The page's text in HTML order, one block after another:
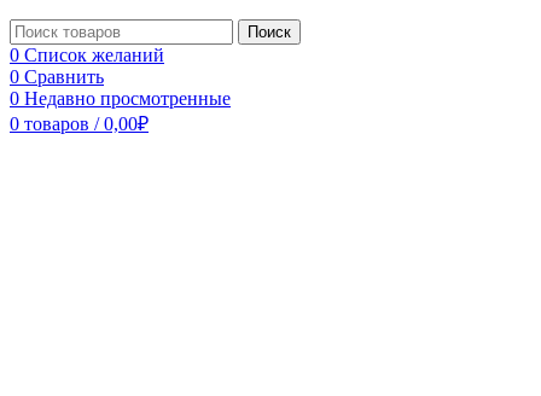
Поиск
0 Список желаний
0 Сравнить
0 Недавно просмотренные
0 товаров / 0,00₽